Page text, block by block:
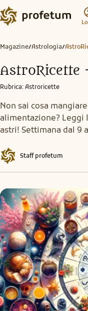
Magazine/Astrologia/
AstroRicette
Rubrica: Astroricette
Non sai cosa
alimentazione?
astri! Settimana dal 9
Staff profetum